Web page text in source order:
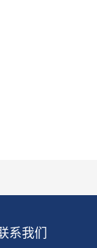
系我们